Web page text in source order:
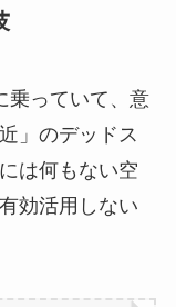
乗っていて、意
」のデッドス
は何もない空
効活用しない